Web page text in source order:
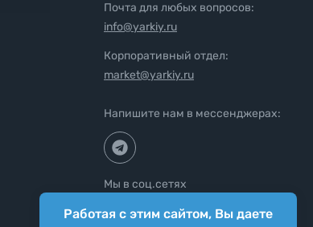
Работая с этим сайтом, Вы даете
Почта для любых вопросов:
info@yarkiy.ru
Корпоративный отдел:
market@yarkiy.ru
Напишите нам в мессенджерах:
Мы в соц.сетях